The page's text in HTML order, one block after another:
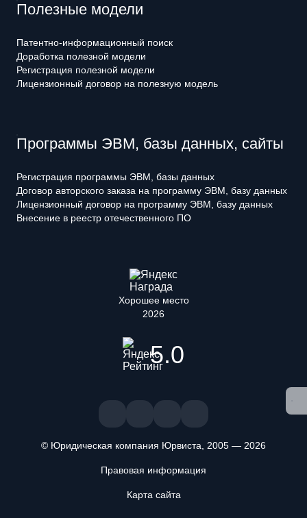
Полезные модели
Патентно-информационный поиск
Доработка полезной модели
Регистрация полезной модели
Лицензионный договор на полезную модель
Программы ЭВМ, базы данных, сайты
Регистрация программы ЭВМ, базы данных
Договор авторского заказа на программу ЭВМ, базу данных
Лицензионный договор на программу ЭВМ, базу данных
Внесение в реестр отечественного ПО
Хорошее место
2026
5.0
© Юридическая компания Юрвиста, 2005 — 2026
Правовая информация
Карта сайта